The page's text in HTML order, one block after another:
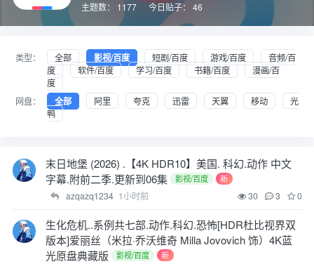
主题数： 1177 今日贴子： 46
类型： 全部 影视/百度 短剧/百度 游戏/百度
音频/百
度
软件/百度 学习/百度 书籍/百度
漫画/百
度
网盘：
全部 阿里 夸克 迅雷 天翼 移动
光
鸭
末日地堡 (2026) .【4K HDR10】美国. 科幻.动作 中文
字幕.附前二季.更新到06集
影视/百度 新
azqazq1234 1小时前 30 3 0
生化危机..系例共七部.动作.科幻.恐怖[HDR杜比视界双
版本]爱丽丝（米拉·乔沃维奇 Milla Jovovich 饰）4K蓝
光原盘典藏版
影视/百度 新